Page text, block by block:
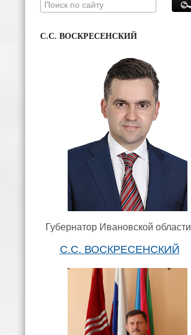
С.С. ВОСКРЕСЕНСКИЙ
Губернатор Ивановской области
С.С. ВОСКРЕСЕНСКИЙ